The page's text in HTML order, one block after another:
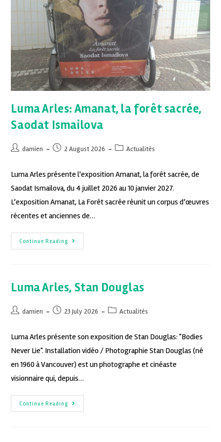
Luma Arles: Amanat, la forêt sacrée,
Saodat Ismailova
damien 2 August 2026 Actualités
Luma Arles présente l'exposition Amanat, la forêt sacrée, de
Saodat Ismailova, du 4 juillet 2026 au 10 janvier 2027.
L’exposition Amanat, La Forêt sacrée réunit un corpus d’œuvres
récentes et anciennes de…
Continue Reading
Luma Arles, Stan Douglas
damien 23 July 2026 Actualités
Luma Arles présente son exposition de Stan Douglas: "Bodies
Never Lie". Installation vidéo / Photographie Stan Douglas (né
en 1960 à Vancouver) est un photographe et cinéaste
visionnaire qui, depuis…
Continue Reading